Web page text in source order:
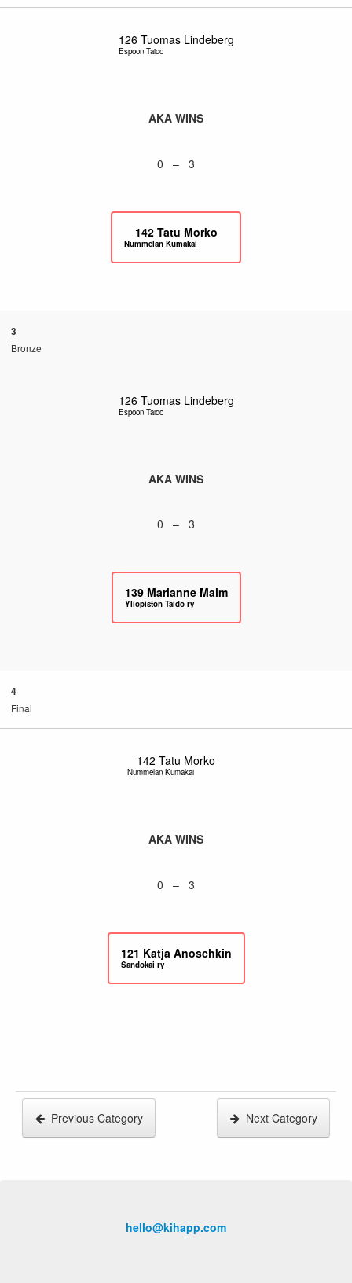
126 Tuomas Lindeberg
Espoon Taido
AKA WINS
0 – 3
142 Tatu Morko
Nummelan Kumakai
3
Bronze
126 Tuomas Lindeberg
Espoon Taido
AKA WINS
0 – 3
139 Marianne Malm
Yliopiston Taido ry
4
Final
142 Tatu Morko
Nummelan Kumakai
AKA WINS
0 – 3
121 Katja Anoschkin
Sandokai ry
Previous Category Next Category
hello@kihapp.com